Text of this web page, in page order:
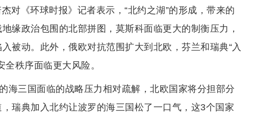
对《环球时报》记者表示，“北约之湖”的形成，带来的
缘政治包围的北部拼图，莫斯科面临更大的制衡压力，
被动。此外，俄欧对抗范围扩大到北欧，芬兰和瑞典“入
秩序面临更大风险。
海三国面临的战略压力相对疏解，北欧国家将分担部分
瑞典加入北约让波罗的海三国松了一口气，这3个国家